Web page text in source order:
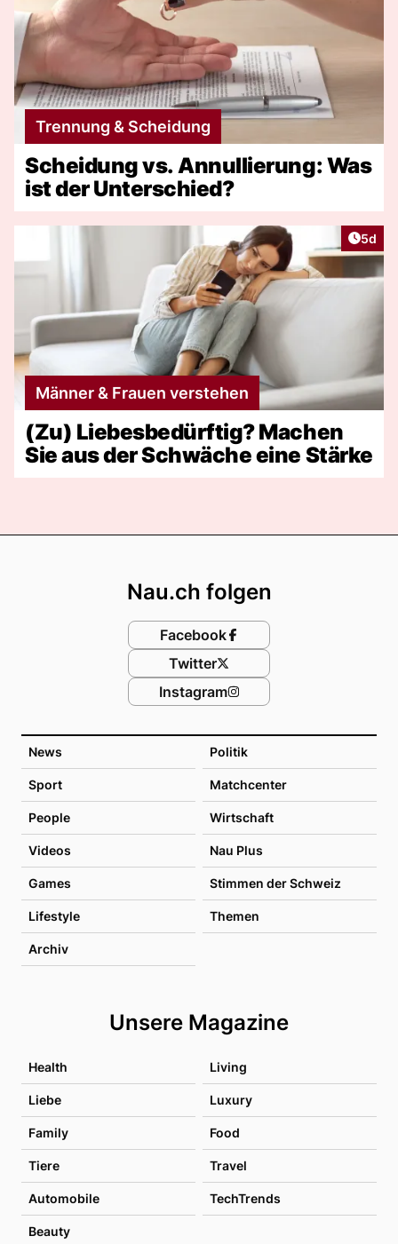
Trennung & Scheidung
Scheidung vs. Annullierung: Was
ist der Unterschied?
5d
Männer & Frauen verstehen
(Zu) Liebesbedürftig? Machen
Sie aus der Schwäche eine Stärke
News Politik
Sport Matchcenter
People Wirtschaft
Videos Nau Plus
Games Stimmen der Schweiz
Lifestyle Themen
Archiv
Unsere Magazine
Health Living
Liebe Luxury
Family Food
Tiere Travel
Automobile TechTrends
Beauty
Nau.ch folgen
Facebook
Twitter
Instagram